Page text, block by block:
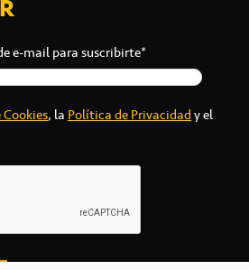
e-mail para suscribirte*
, laPolítica de Privacidady el